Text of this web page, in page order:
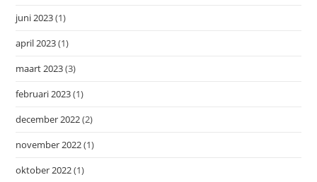
juni 2023(1)
april 2023(1)
maart 2023(3)
februari 2023(1)
december 2022(2)
november 2022(1)
oktober 2022(1)